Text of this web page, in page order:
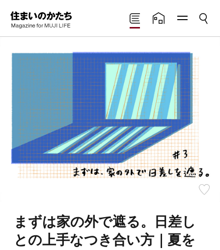
住まいのかたち
Magazine for MUJI
LIFE
メニ
検索
読みもの 住まいの実例
お
まずは家の外で遮る。日差し
との上手なつき合い方｜夏を